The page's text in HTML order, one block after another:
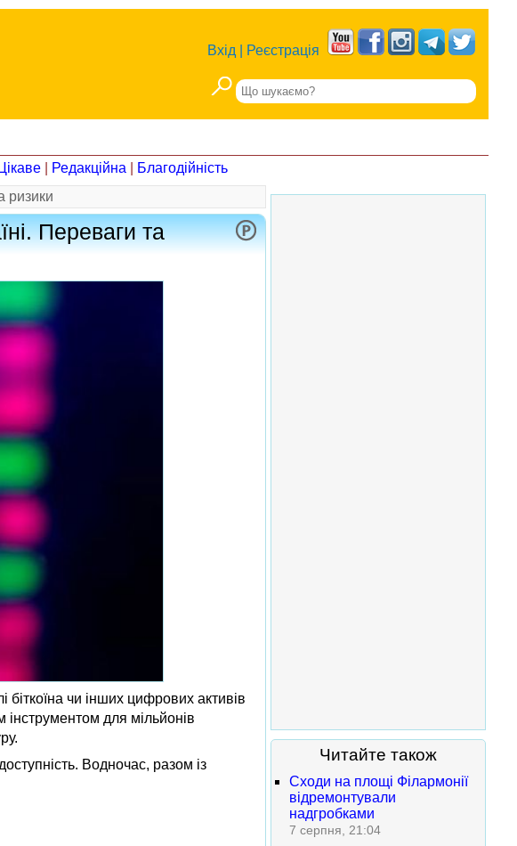
Вхід Реєстрація
Цікаве Редакційна
Благодійність
ризики
Переваги та
чи інших цифрових активів
інструментом для мільйонів
Водночас, разом із
Читайте також
Сходи на площі Філармонії
відремонтували
надгробками
7 серпня, 21:04